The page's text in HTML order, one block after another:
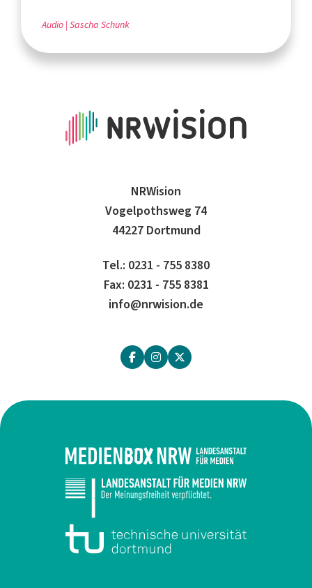
Audio Sascha Schunk
NRWision
Vogelpothsweg 74
44227 Dortmund
Tel.: 0231 - 755 8380
Fax: 0231 - 755 8381
info@nrwision.de